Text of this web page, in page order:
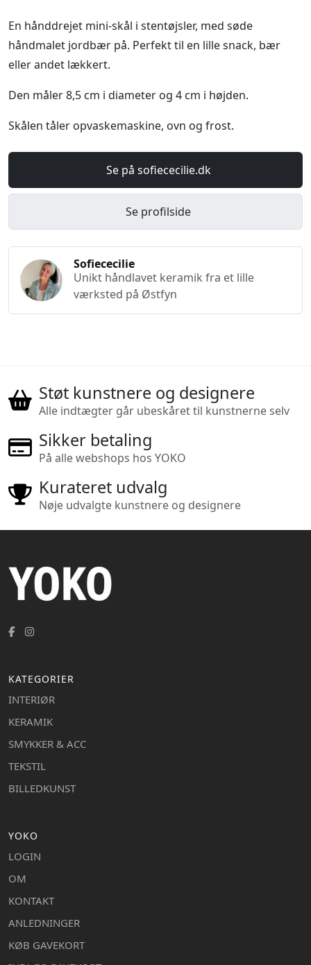
En hånddrejet mini-skål i stentøjsler, med søde
håndmalet jordbær på. Perfekt til en lille snack, bær
eller andet lækkert.
Den måler 8,5 cm i diameter og 4 cm i højden.
Skålen tåler opvaskemaskine, ovn og frost.
Se på sofiececilie.dk
Se profilside
Sofiececilie
Unikt håndlavet keramik fra et lille
værksted på Østfyn
Støt kunstnere og designere
Alle indtægter går ubeskåret til kunstnerne selv
Sikker betaling
På alle webshops hos YOKO
Kurateret udvalg
Nøje udvalgte kunstnere og designere
KATEGORIER
INTERIØR
KERAMIK
SMYKKER & ACC
TEKSTIL
BILLEDKUNST
YOKO
LOGIN
OM
KONTAKT
ANLEDNINGER
KØB GAVEKORT